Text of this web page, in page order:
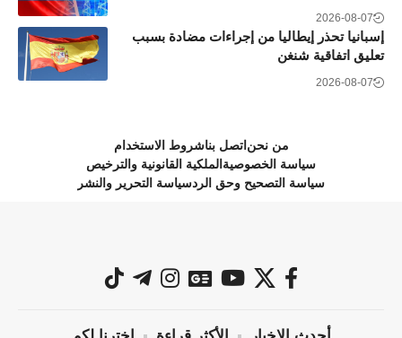
2026-08-07
إسبانيا تحذر إيطاليا من إجراءات مضادة بسبب
تعليق اتفاقية شنغن
2026-08-07
من نحن اتصل بناشروط الاستخدام
سياسة الخصوصية الملكية القانونية والترخيص
سياسة التصحيح وحق الردسياسة التحرير والنشر